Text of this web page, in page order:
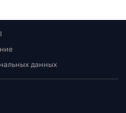
данных